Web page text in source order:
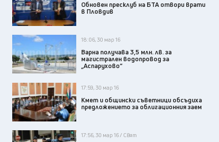
Обновен пресклуб на БТА отвори врати
в Пловдив
18:06, 30 мар 16
Варна получава 3,5 млн. лв. за
магистрален водопровод за
„Аспарухово“
17:59, 30 мар 16
Кмет и общински съветници обсъдиха
предложението за облигационния заем
17:56, 30 мар 16 / Свят